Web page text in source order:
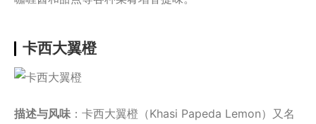
卡西大翼橙
描述与风味 ：卡西大翼橙（Khasi Papeda Lemon）又名